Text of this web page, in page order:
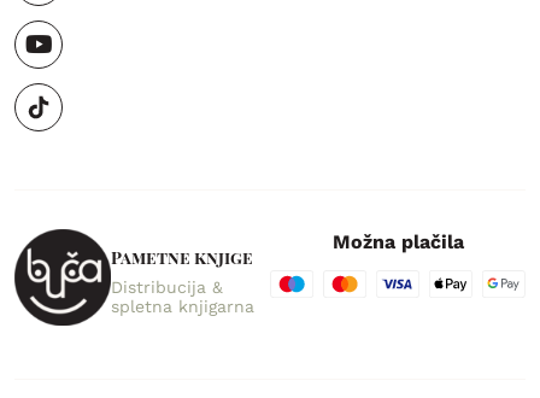
Pametne knjige
Distribucija &
spletna knjigarna
Možna plačila